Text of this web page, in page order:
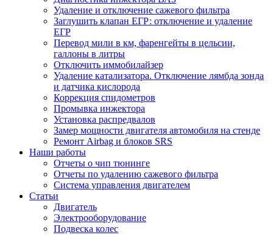
Удаление и отключение сажевого фильтра
Заглушить клапан ЕГР: отключение и удаление
ЕГР
Перевод мили в км, фаренгейты в цельсии,
галлоны в литры
Отключить иммобилайзер
Удаление катализатора. Отключение лямбда зонда
и датчика кислорода
Коррекция спидометров
Промывка инжектора
Установка распредвалов
Замер мощности двигателя автомобиля на стенде
Ремонт Airbag и блоков SRS
Наши работы
Отчеты о чип тюнинге
Отчеты по удалению сажевого фильтра
Система управления двигателем
Статьи
Двигатель
Электрооборудование
Подвеска колес